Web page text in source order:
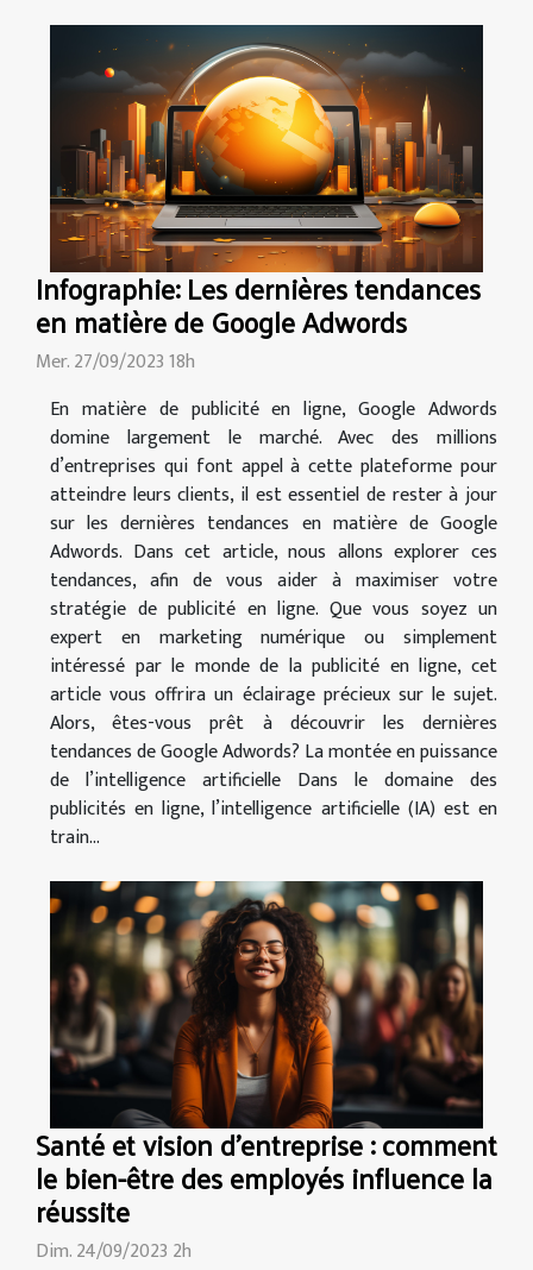
Infographie: Les dernières tendances
en matière de Google Adwords
Mer. 27/09/2023 18h
En matière de publicité en ligne, Google Adwords
domine largement le marché. Avec des millions
d’entreprises qui font appel à cette plateforme pour
atteindre leurs clients, il est essentiel de rester à jour
sur les dernières tendances en matière de Google
Adwords. Dans cet article, nous allons explorer ces
tendances, afin de vous aider à maximiser votre
stratégie de publicité en ligne. Que vous soyez un
expert en marketing numérique ou simplement
intéressé par le monde de la publicité en ligne, cet
article vous offrira un éclairage précieux sur le sujet.
Alors, êtes-vous prêt à découvrir les dernières
tendances de Google Adwords? La montée en puissance
de l’intelligence artificielle Dans le domaine des
publicités en ligne, l’intelligence artificielle (IA) est en
train...
Santé et vision d'entreprise : comment
le bien-être des employés influence la
réussite
Dim. 24/09/2023 2h